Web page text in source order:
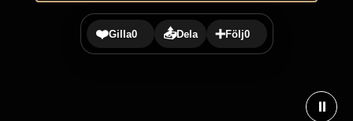
❤️Gilla0 📤Dela ➕Följ0
⏸